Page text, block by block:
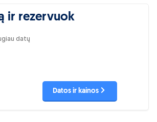
ir rezervuok
datų
Datos ir kainos